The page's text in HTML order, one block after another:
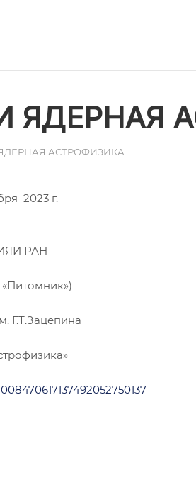
ЯДЕРНАЯ
АСТРОФИЗИКА
2023 г.
РАН
Г.Т.Зацепина